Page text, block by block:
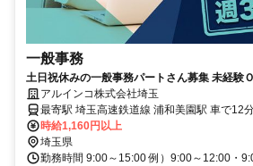
一般事務
土日祝休みの一般事務パートさん募集 未経験
Ｋ 勤務日数・時間ご相談ください
アルインコ株式会社埼玉
最寄駅 埼玉高速鉄道線 浦和美園駅 車で12
16分 最寄駅備考 ・交通費規定内支給
時給1,160円以上
埼玉県
勤務時間 9:00～15:00 例）9:00～12:00・